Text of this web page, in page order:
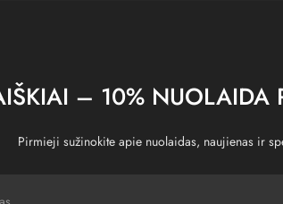
– 10% NUOLAIDA
Pirmieji sužinokite apie nuolaidas, naujienas ir